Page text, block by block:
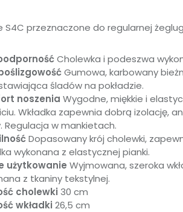
S4C przeznaczone do regularnej
Cholewka i podeszwa
Gumowa, karbowany
śladów na pokładzie.
noszenia Wygodne, miękkie i
. Wkładka zapewnia dobrą izolację,
Regulacja w mankietach.
Dopasowany krój cholewki,
wykonana z elastycznej pianki.
użytkowanie Wyjmowana, szeroka
z tkaniny tekstylnej.
cholewki 30 cm
wkładki 26,5 cm